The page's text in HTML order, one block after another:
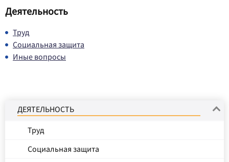
Деятельность
Труд
Социальная защита
Иные вопросы
ДЕЯТЕЛЬНОСТЬ
Труд
Социальная защита